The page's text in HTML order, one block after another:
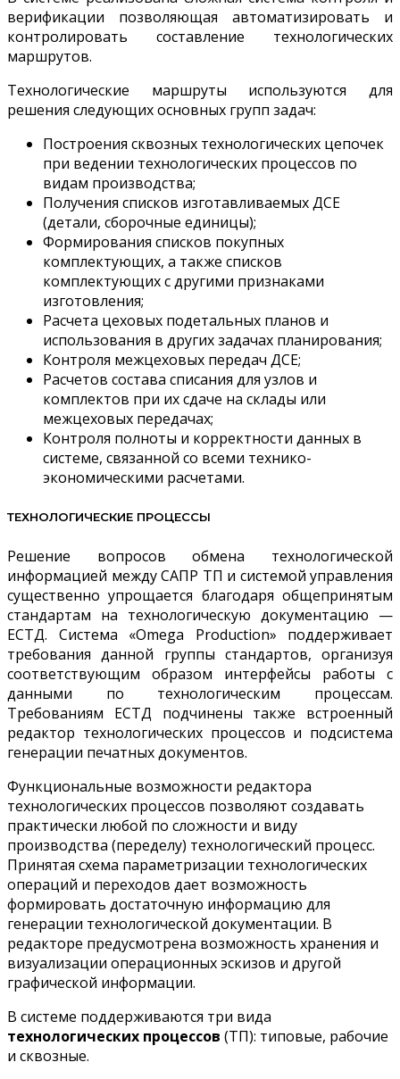
верификации позволяющая автоматизировать и
контролировать составление технологических
маршрутов.
Технологические маршруты используются для
решения следующих основных групп задач:
Построения сквозных технологических цепочек
при ведении технологических процессов по
видам производства;
Получения списков изготавливаемых ДСЕ
(детали, сборочные единицы);
Формирования списков покупных
комплектующих, а также списков
комплектующих с другими признаками
изготовления;
Расчета цеховых подетальных планов и
использования в других задачах планирования;
Контроля межцеховых передач ДСЕ;
Расчетов состава списания для узлов и
комплектов при их сдаче на склады или
межцеховых передачах;
Контроля полноты и корректности данных в
системе, связанной со всеми технико-
экономическими расчетами.
ТЕХНОЛОГИЧЕСКИЕ ПРОЦЕССЫ
Решение вопросов обмена технологической
информацией между САПР ТП и системой управления
существенно упрощается благодаря общепринятым
стандартам на технологическую документацию —
ЕСТД. Система «Omega Production» поддерживает
требования данной группы стандартов, организуя
соответствующим образом интерфейсы работы с
данными по технологическим процессам.
Требованиям ЕСТД подчинены также встроенный
редактор технологических процессов и подсистема
генерации печатных документов.
Функциональные возможности редактора
технологических процессов позволяют создавать
практически любой по сложности и виду
производства (переделу) технологический процесс.
Принятая схема параметризации технологических
операций и переходов дает возможность
формировать достаточную информацию для
генерации технологической документации. В
редакторе предусмотрена возможность хранения и
визуализации операционных эскизов и другой
графической информации.
В системе поддерживаются три вида
технологических процессов (ТП): типовые, рабочие
и сквозные.